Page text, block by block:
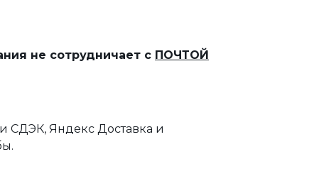
не сотрудничает с ПОЧТОЙ
СДЭК, Яндекс Доставка и